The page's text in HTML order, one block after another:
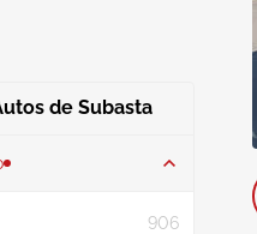
de Subasta
906